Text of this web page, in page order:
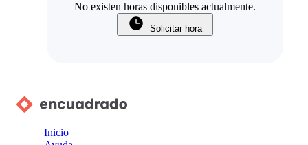
No existen horas disponibles actualmente.
Solicitar hora
Inicio